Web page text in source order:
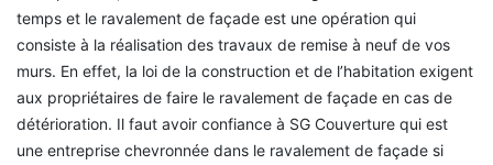
temps et le ravalement de façade est une opération qui
consiste à la réalisation des travaux de remise à neuf de vos
murs. En effet, la loi de la construction et de l’habitation exigent
aux propriétaires de faire le ravalement de façade en cas de
détérioration. Il faut avoir confiance à SG Couverture qui est
une entreprise chevronnée dans le ravalement de façade si